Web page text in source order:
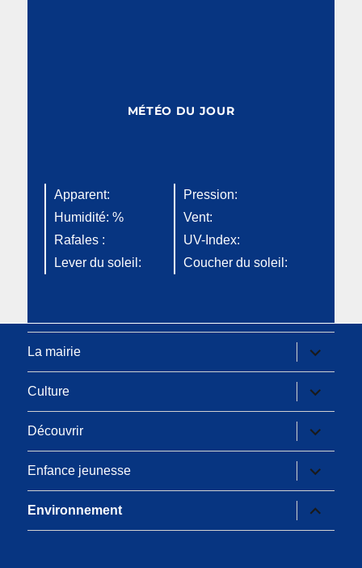
MÉTÉO DU JOUR
Apparent:
Pression:
Humidité: %
Vent:
Rafales :
UV-Index:
Lever du soleil:
Coucher du soleil:
La mairie
Culture
Découvrir
Enfance jeunesse
Environnement